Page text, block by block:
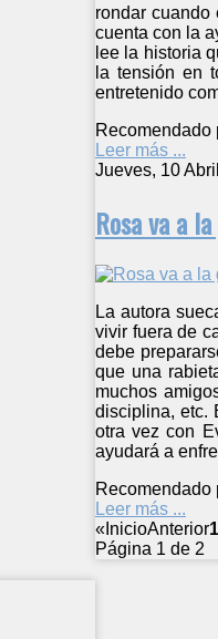
rondar cuando
cuenta con la
lee la historia
la tensión en
entretenido
Recomendado
Leer más ...
Jueves, 10
Rosa va a
La autora
vivir fuera de
debe
que una
muchos
disciplina, etc.
otra vez con
ayudará a
Recomendado
Leer más ...
« InicioAnterior1
Página 1 de 2